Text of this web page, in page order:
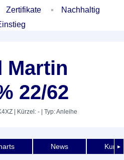
Zertifikate
Nachhaltig
Martin
22/62
| Kürzel: - | Typ: Anleihe
►
News